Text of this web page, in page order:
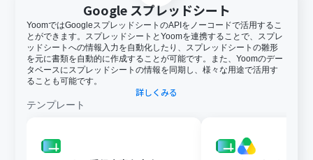
Google スプレッドシート
YoomではGoogleスプレッドシートのAPIをノーコードで活用するこ
とができます。スプレッドシートとYoomを連携することで、スプレ
ッドシートへの情報入力を自動化したり、スプレッドシートの雛形
を元に書類を自動的に作成することが可能です。また、Yoomのデー
タベースにスプレッドシートの情報を同期し、様々な用途で活用す
ることも可能です。
詳しくみる
テンプレート